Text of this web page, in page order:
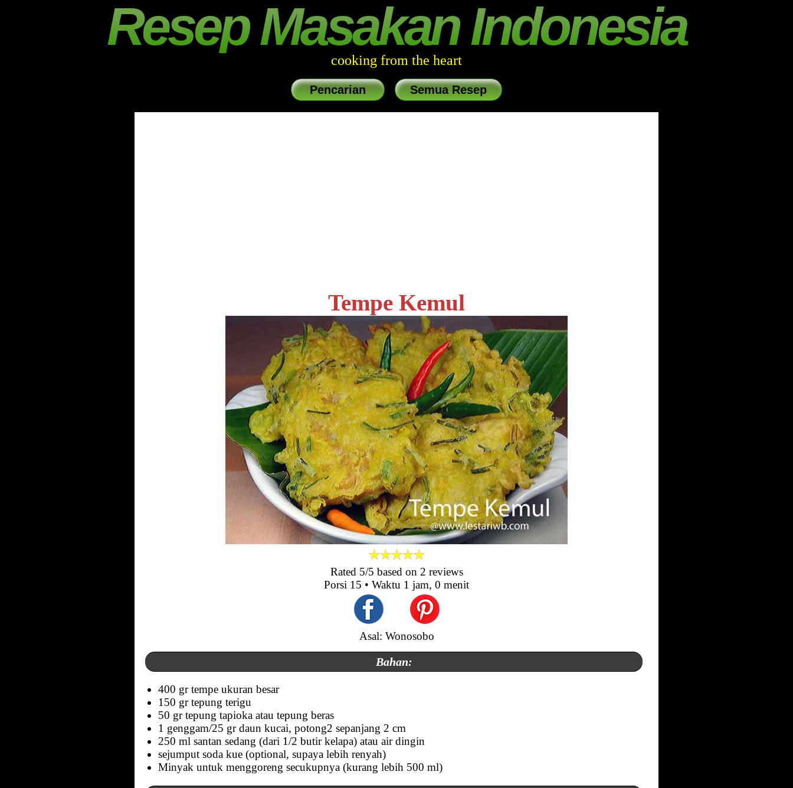
Resep Masakan Indonesia
cooking from the heart
Pencarian Semua Resep
Tempe Kemul
Rated 5/5 based on 2 reviews
Porsi 15 • Waktu 1 jam, 0 menit
Asal: Wonosobo
Bahan:
400 gr tempe ukuran besar
150 gr tepung terigu
50 gr tepung tapioka atau tepung beras
1 genggam/25 gr daun kucai, potong2 sepanjang 2 cm
250 ml santan sedang (dari 1/2 butir kelapa) atau air dingin
sejumput soda kue (optional, supaya lebih renyah)
Minyak untuk menggoreng secukupnya (kurang lebih 500 ml)